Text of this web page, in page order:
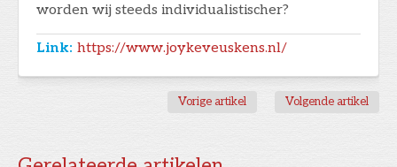
worden wij steeds individualistischer?
Link: https://www.joykeveuskens.nl/
Vorige artikel Volgende artikel